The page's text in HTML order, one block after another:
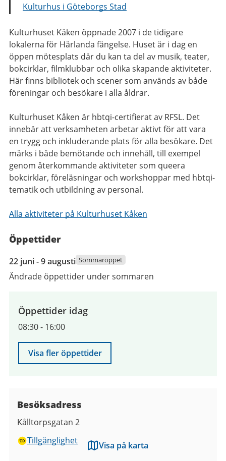
Kulturhus i Göteborgs Stad
Kulturhuset Kåken öppnade 2007 i de tidigare
lokalerna för Härlanda fängelse. Huset är i dag en
öppen mötesplats där du kan ta del av musik, teater,
bokcirklar, filmklubbar och olika skapande aktiviteter.
Här finns bibliotek och scener som används av både
föreningar och besökare i alla åldrar.
Kulturhuset Kåken är hbtqi-certifierat av RFSL. Det
innebär att verksamheten arbetar aktivt för att vara
en trygg och inkluderande plats för alla besökare. Det
märks i både bemötande och innehåll, till exempel
genom återkommande aktiviteter som queera
bokcirklar, föreläsningar och workshoppar med hbtqi-
tematik och utbildning av personal.
Alla aktiviteter på Kulturhuset Kåken
Öppettider
22
juni
2026
augusti
2026
22 juni - 9 augusti Sommaröppet
Ändrade öppettider under sommaren
Öppettider idag
08:30- 16:00
Visa fler öppettider
Besöksadress
Kålltorpsgatan 2
Tillgänglighet
Visa på karta